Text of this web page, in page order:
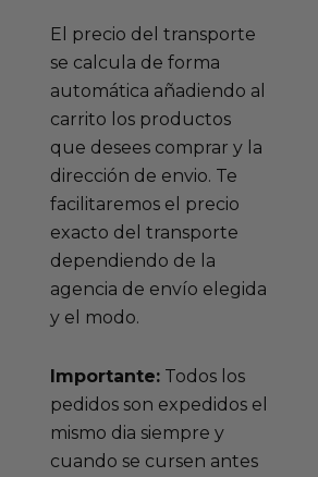
El precio del transporte
se calcula de forma
automática añadiendo al
carrito los productos
que desees comprar y la
dirección de envio. Te
facilitaremos el precio
exacto del transporte
dependiendo de la
agencia de envío elegida
y el modo.
Importante:Todos los
pedidos son expedidos el
mismo dia siempre y
cuando se cursen antes